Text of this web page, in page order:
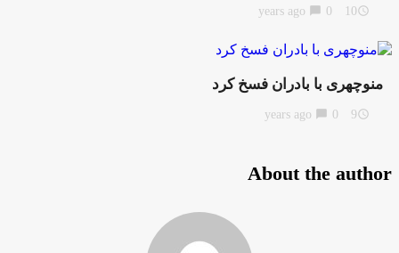
access_time
10 years ago
chat_bubble
منوچهری با بادران فسخ کرد
access_time
9 years ago
chat_bubble
About the author